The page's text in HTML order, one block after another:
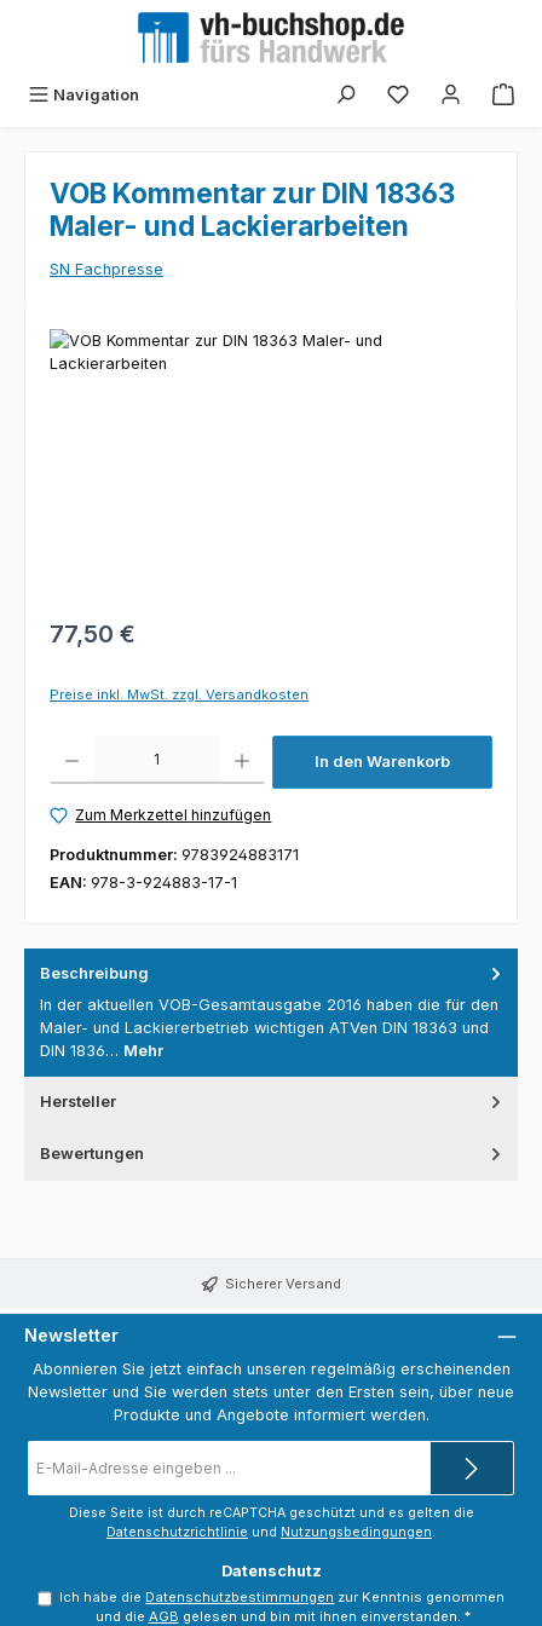
Zum Hauptinhalt springen
Navigation
VOB Kommentar zur DIN 18363
Maler- und Lackierarbeiten
SN Fachpresse
Bildergalerie überspringen
77,50 €
Preise inkl. MwSt. zzgl. Versandkosten
In den Warenkorb
Zum Merkzettel hinzufügen
Produktnummer: 9783924883171
EAN: 978-3-924883-17-1
Beschreibung
In der aktuellen VOB-Gesamtausgabe 2016 haben die für den
Maler- und Lackiererbetrieb wichtigen ATVen DIN 18363 und
DIN 1836… Mehr
Hersteller
Bewertungen
Sicherer Versand
Newsletter
Abonnieren Sie jetzt einfach unseren regelmäßig erscheinenden
Newsletter und Sie werden stets unter den Ersten sein, über neue
Produkte und Angebote informiert werden.
Mail-
Adresse
Diese Seite ist durch reCAPTCHA geschützt und es gelten die
Datenschutzrichtlinie und Nutzungsbedingungen.
Datenschutz
Ich habe die Datenschutzbestimmungen zur Kenntnis genommen
und die AGB gelesen und bin mit ihnen einverstanden. *